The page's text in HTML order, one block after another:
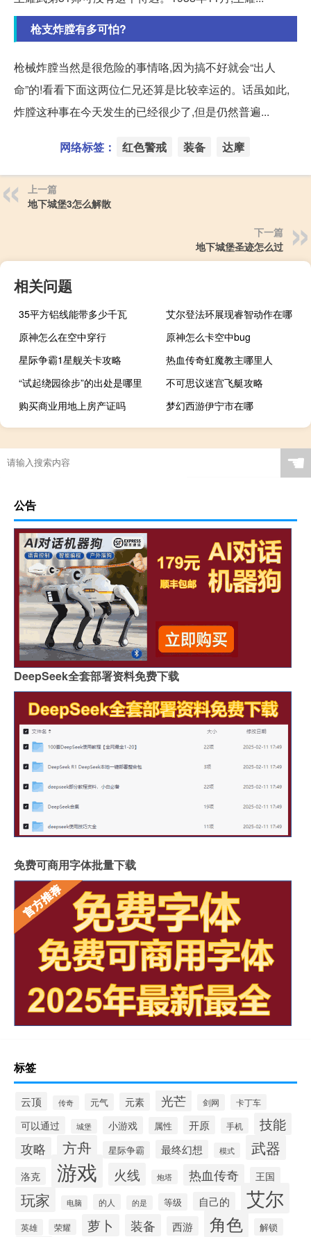
枪支炸膛有多可怕?
枪械炸膛当然是很危险的事情咯,因为搞不好就会“出人
命”的!看看下面这两位仁兄还算是比较幸运的。话虽如此,
炸膛这种事在今天发生的已经很少了,但是仍然普遍...
网络标签： 红色警戒 装备 达摩
上一篇
地下城堡3怎么解散
下一篇
地下城堡圣迹怎么过
相关问题
35平方铝线能带多少千瓦
艾尔登法环展现睿智动作在哪
原神怎么在空中穿行
原神怎么卡空中bug
星际争霸1星舰关卡攻略
热血传奇虹魔教主哪里人
“试起绕园徐步”的出处是哪里
不可思议迷宫飞艇攻略
购买商业用地上房产证吗
梦幻西游伊宁市在哪
☚
公告
DeepSeek全套部署资料免费下载
免费可商用字体批量下载
标签
云顶 传奇 元气 元素 光芒 剑网 卡丁车
可以通过 城堡 小游戏 属性 开原 手机
技能
攻略
方舟 星际争霸 最终幻想 模式 武器
洛克 游戏 火线 炮塔 热血传奇 王国
玩家 电脑 的人 的是 等级 自己的 艾尔
英雄 荣耀 萝卜 装备 西游 角色 解锁